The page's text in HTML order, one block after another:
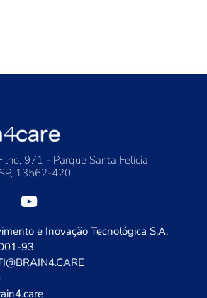
971 - Parque Santa Felícia
13562-420
e Inovação Tecnológica S.A.
93